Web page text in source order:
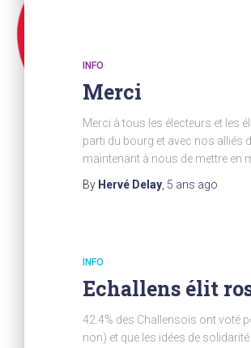
INFO
Merci
Merci à tous les électeurs et les
parti du bourg et avec nos alliés
maintenant à nous de mettre en
By Hervé Delay 5 ans ago
INFO
Echallens élit
42.4% des Challensois ont voté
non) et que les idées de